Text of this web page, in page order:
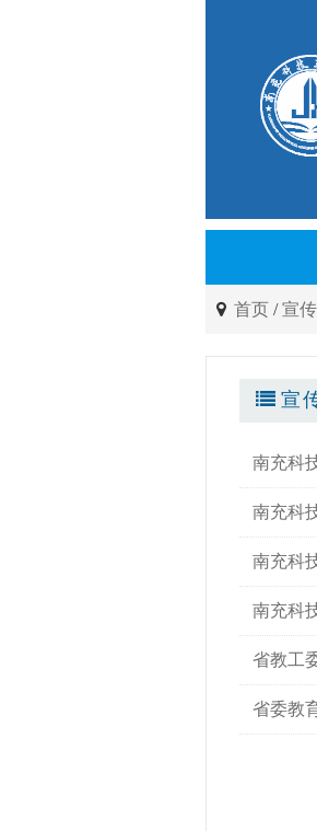
首页 /宣
宣
南充科
南充科
南充科
南充科
省教工
省委教